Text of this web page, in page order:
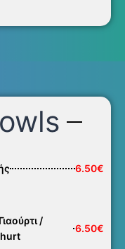
6.50€
/
6.50€